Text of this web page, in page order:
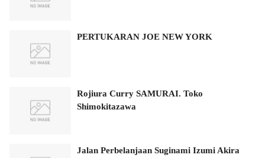
PERTUKARAN JOE NEW YORK
Rojiura Curry SAMURAI. Toko
Shimokitazawa
Jalan Perbelanjaan Suginami Izumi Akira